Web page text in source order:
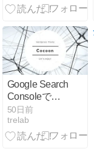
い？年会費の
リワード還元
の落とし穴を
徹底解説（ス
ポット検証）
Google Search
Consoleで
sitemap.xmlが
読み込めない
時の対処法
50日前
trelab